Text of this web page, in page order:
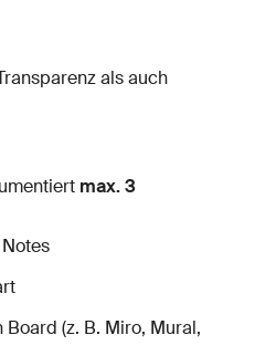
als auch
max. 3
(z. B. Miro, Mural,